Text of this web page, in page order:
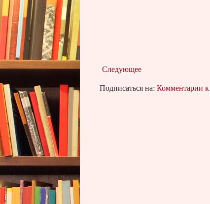
Следующее
Подписаться на: Комментарии